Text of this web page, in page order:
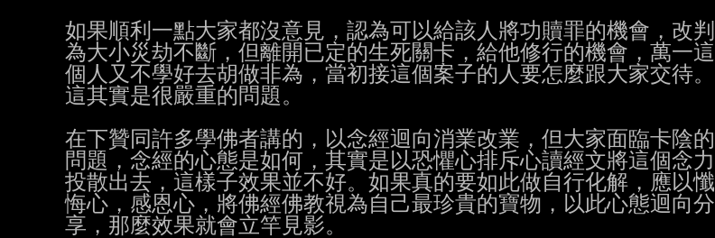
如果順利一點大家都沒意見，認為可以給該人將功贖罪的機會，改判
為大小災劫不斷，但離開已定的生死關卡，給他修行的機會，萬一這
個人又不學好去胡做非為，當初接這個案子的人要怎麼跟大家交待。
這其實是很嚴重的問題。
在下贊同許多學佛者講的，以念經迴向消業改業，但大家面臨卡陰的
問題，念經的心態是如何，其實是以恐懼心排斥心讀經文將這個念力
投散出去，這樣子效果並不好。如果真的要如此做自行化解，應以懺
悔心，感恩心，將佛經佛教視為自己最珍貴的寶物，以此心態迴向分
享，那麼效果就會立竿見影。